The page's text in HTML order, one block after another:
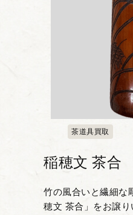
茶道具買取
稲穂文 茶合
竹の風合いと繊細な
穂文 茶合」をお譲